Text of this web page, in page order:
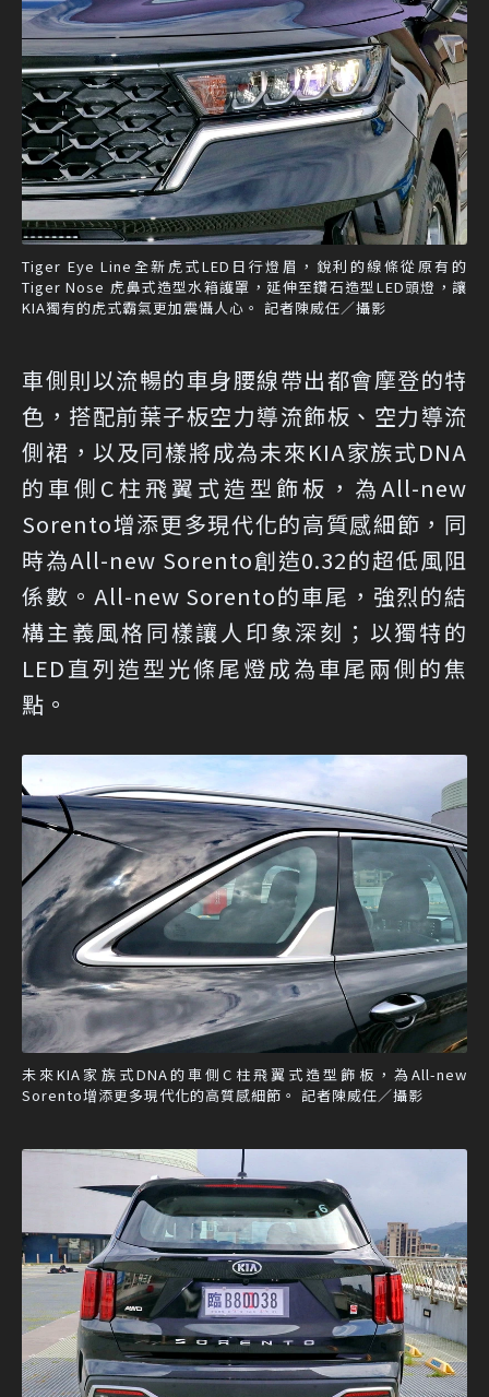
Tiger Eye Line全新虎式LED日行燈眉，銳利的線條從原有的
Tiger Nose 虎鼻式造型水箱護罩，延伸至鑽石造型LED頭燈，讓
KIA獨有的虎式霸氣更加震懾人心。 記者陳威任／攝影
車側則以流暢的車身腰線帶出都會摩登的特
色，搭配前葉子板空力導流飾板、空力導流
側裙，以及同樣將成為未來KIA家族式DNA
的車側C柱飛翼式造型飾板，為All-new
Sorento增添更多現代化的高質感細節，同
時為All-new Sorento創造0.32的超低風阻
係數。All-new Sorento的車尾，強烈的結
構主義風格同樣讓人印象深刻；以獨特的
LED直列造型光條尾燈成為車尾兩側的焦
點。
未來KIA家族式DNA的車側C柱飛翼式造型飾板，為All-new
Sorento增添更多現代化的高質感細節。 記者陳威任／攝影